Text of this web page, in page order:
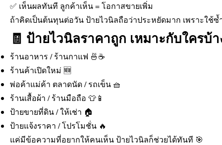
✅ เห็นผลทันที ลูกค้าเห็น = โอกาสขายเพิ่ม
ถ้าคิดเป็นต้นทุนต่อวัน ป้ายไวนิลถือว่าประหยัดมาก เพราะใช้ซ้
🧾 ป้ายไวนิลราคาถูก เหมาะกับใครบ้
ร้านอาหาร / ร้านกาแฟ 🍜☕
ร้านค้าเปิดใหม่ 🆕
พ่อค้าแม่ค้า ตลาดนัด / รถเข็น 🧺
ร้านเสื้อผ้า / ร้านมือถือ 👕📱
ป้ายขายที่ดิน / ให้เช่า 🏠
ป้ายแจ้งราคา / โปรโมชั่น 🔥
แค่มีข้อความที่อยากให้คนเห็น ป้ายไวนิลก็ช่วยได้ทันที 🎯